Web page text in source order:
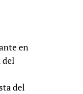
en
del
del